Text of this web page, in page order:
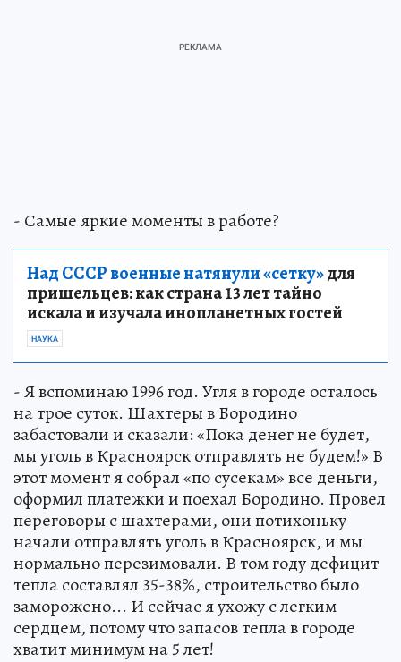
- Самые яркие моменты в работе?
Над СССР военные натянули «сетку»для
пришельцев: как страна 13 лет тайно
искала и изучала инопланетных гостей
НАУКА
- Я вспоминаю 1996 год. Угля в городе осталось
на трое суток. Шахтеры в Бородино
забастовали и сказали: «Пока денег не будет,
мы уголь в Красноярск отправлять не будем!» В
этот момент я собрал «по сусекам» все деньги,
оформил платежки и поехал Бородино. Провел
переговоры с шахтерами, они потихоньку
начали отправлять уголь в Красноярск, и мы
нормально перезимовали. В том году дефицит
тепла составлял 35-38%, строительство было
заморожено... И сейчас я ухожу с легким
сердцем, потому что запасов тепла в городе
хватит минимум на 5 лет!